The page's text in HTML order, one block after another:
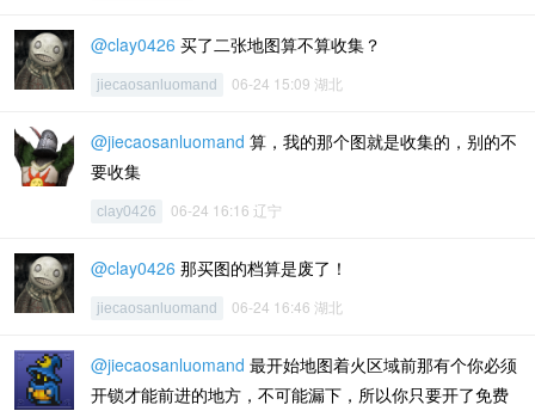
@clay0426 买了二张地图算不算收集？
jiecaosanluomand 06-24 15:09 湖北
@jiecaosanluomand 算，我的那个图就是收集的，别的不
要收集
clay0426 06-24 16:16 辽宁
@clay0426 那买图的档算是废了！
jiecaosanluomand 06-24 16:46 湖北
@jiecaosanluomand 最开始地图着火区域前那有个你必须
开锁才能前进的地方，不可能漏下，所以你只要开了免费